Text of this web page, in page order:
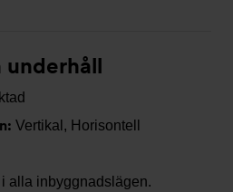
underhåll
Vertikal, Horisontell
alla inbyggnadslägen.